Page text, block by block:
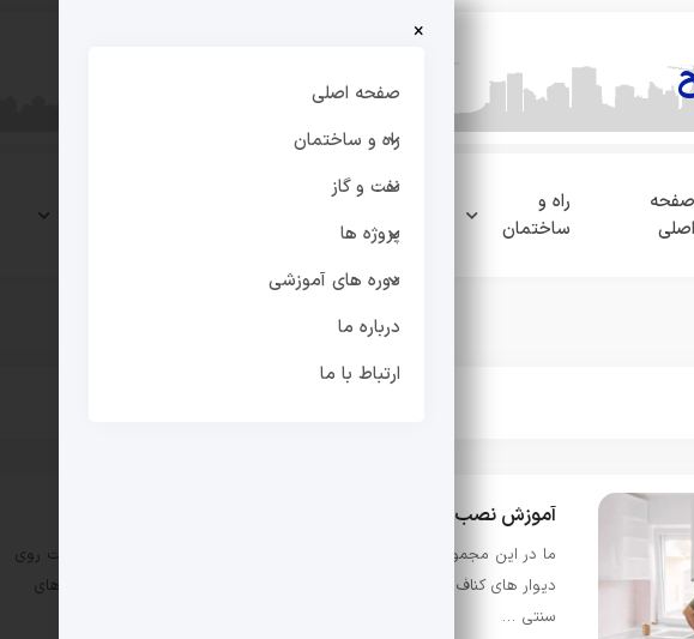
صفحه
اصلی
راه و
ساختمان
گاز
×
صفحه اصلی
راه و ساختمان
نفت و گاز
پروژه ها
دوره های آموزشی
درباره ما
ارتباط با ما
آموزش نصب کابینت روی دیوار کناف
ما در این مجموعه ویدئوها سعی داریم تا اصول و روش صحیح نصب کابینت روی
دیوار های کناف را خدمت شما ارائه کنیم. دقت کنید با استفاده پیچ و روش های
سنتی …